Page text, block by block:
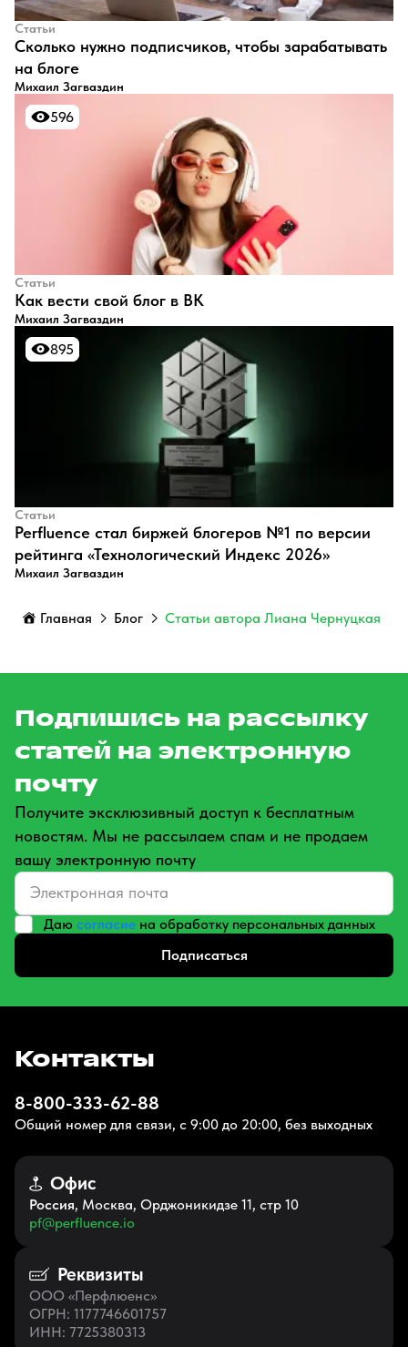
Статьи
​Сколько нужно подписчиков, чтобы зарабатывать
на блоге
Михаил Загваздин
596
596
Статьи
​Как вести свой блог в ВК
Михаил Загваздин
895
895
Статьи
Perfluence стал биржей блогеров №1 по версии
рейтинга «Технологический Индекс 2026»
Михаил Загваздин
Главная Блог Статьи автора Лиана Чернуцкая
Подпишись на рассылку
статей на электронную
почту
Получите эксклюзивный доступ к бесплатным
новостям. Мы не рассылаем спам и не продаем
вашу электронную почту
Даю согласие на обработку персональных данных
Подписаться
Контакты
8-800-333-62-88
Общий номер для связи, с 9:00 до 20:00, без выходных
Офис
Россия, Москва, Орджоникидзе 11, стр 10
pf@perfluence.io
Реквизиты
ООО «Перфлюенс»
ОГРН: 1177746601757
ИНН: 7725380313